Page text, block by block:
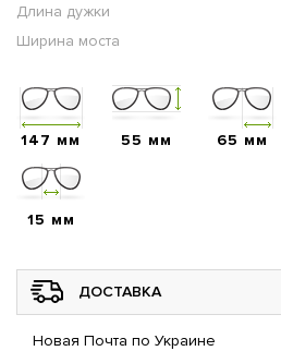
Длина дужки
Ширина моста
147 мм 55 мм 65 мм
15 мм
ДОСТАВКА
Новая Почта по Украине